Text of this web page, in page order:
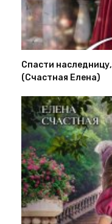
Спасти
(Счастная Елена)